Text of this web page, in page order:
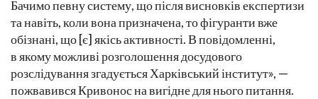
Бачимо певну систему, що після висновків експертизи
та навіть, коли вона призначена, то фігуранти вже
обізнані, що [є] якісь активності. В повідомленні,
в якому можливі розголошення досудового
розслідування згадується Харківський інститут», —
пожвавився Кривонос на вигідне для нього питання.